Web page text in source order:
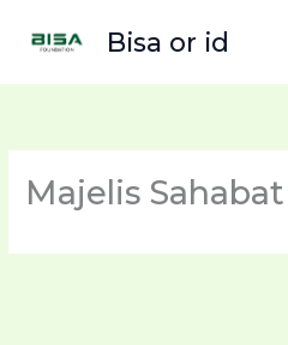
Bisa or id
Majelis